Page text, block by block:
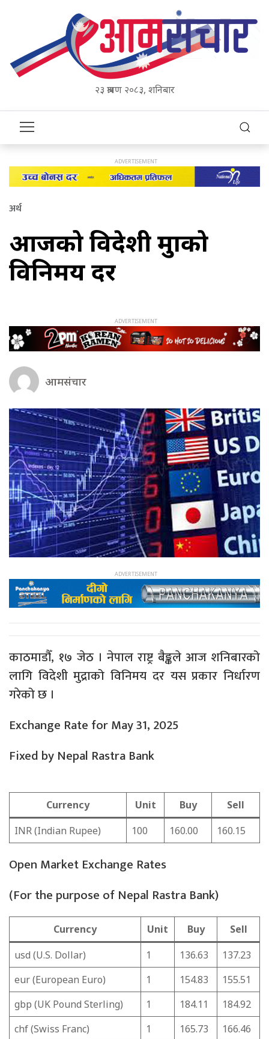
२३ श्रावण २०८३, शनिबार
अर्थ
आजको विदेशी मुद्राको
विनिमय दर
आमसंचार
काठमाडौँ, १७ जेठ । नेपाल राष्ट्र बैङ्कले आज शनिबारको
लागि विदेशी मुद्राको विनिमय दर यस प्रकार निर्धारण
गरेको छ ।
Exchange Rate for May 31, 2025
Fixed by Nepal Rastra Bank
Currency Unit Buy
Sell
INR (Indian Rupee)
100 160.00 160.15
Open Market Exchange Rates
(For the purpose of Nepal Rastra Bank)
Currency Unit Buy
Sell
usd (U.S. Dollar)
1 136.63
137.23
eur (European Euro)
1 154.83
155.51
gbp (UK Pound Sterling)
1 184.11
184.92
chf (Swiss Franc)
1 165.73
166.46